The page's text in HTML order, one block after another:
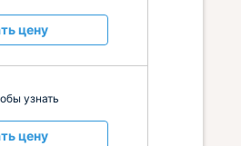
цену
узнать
цену